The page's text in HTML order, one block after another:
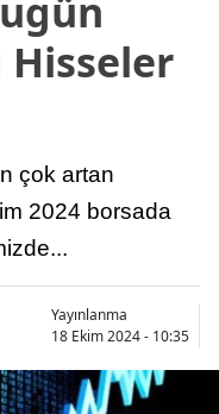
Hisseler
çok artan
2024 borsada
Yayınlanma
18 Ekim 2024 - 10:35